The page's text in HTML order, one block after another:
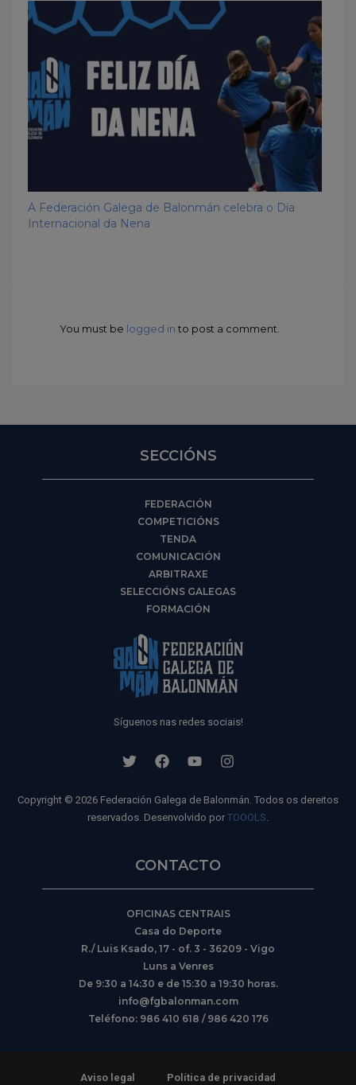
A Federación Galega de Balonmán celebra o Día
Internacional da Nena
You must be logged in to post a comment.
SECCIÓNS
FEDERACIÓN
COMPETICIÓNS
TENDA
COMUNICACIÓN
ARBITRAXE
SELECCIÓNS GALEGAS
FORMACIÓN
Síguenos nas redes sociais!
Copyright © 2026 Federación Galega de Balonmán. Todos os dereitos
reservados. Desenvolvido por TOOOLS.
CONTACTO
OFICINAS CENTRAIS
Casa do Deporte
R./ Luis Ksado, 17 - of. 3 - 36209 - Vigo
Luns a Venres
De 9:30 a 14:30 e de 15:30 a 19:30 horas.
info@fgbalonman.com
Teléfono: 986 410 618 / 986 420 176
Aviso legal Política de privacidad